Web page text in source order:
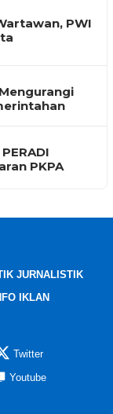
PWI
PKPA
JURNALISTIK
IKLAN
Twitter
Youtube